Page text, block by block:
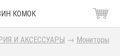
КОМОК
И АКСЕССУАРЫ → Мониторы